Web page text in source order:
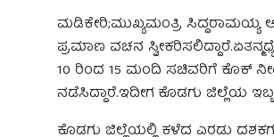
ಮಡಿಕೇರಿ;ಮುಖ್ಯಮಂತ್ರಿ ಸಿದ್ದರಾಮಯ್ಯ
ಪ್ರಮಾಣ ವಚನ
10 ರಿಂದ 15 ಮಂದಿ ಸಚಿವರಿಗೆ ಕೊಕ್
ನಡೆಸಿದ್ದಾರೆ‌.ಇದೀಗ ಕೊಡಗು ಜಿಲ್ಲೆಯ
ಕೊಡಗು ಜಿಲ್ಲೆಯಲ್ಲಿ ಕಳೆದ ಎರಡು